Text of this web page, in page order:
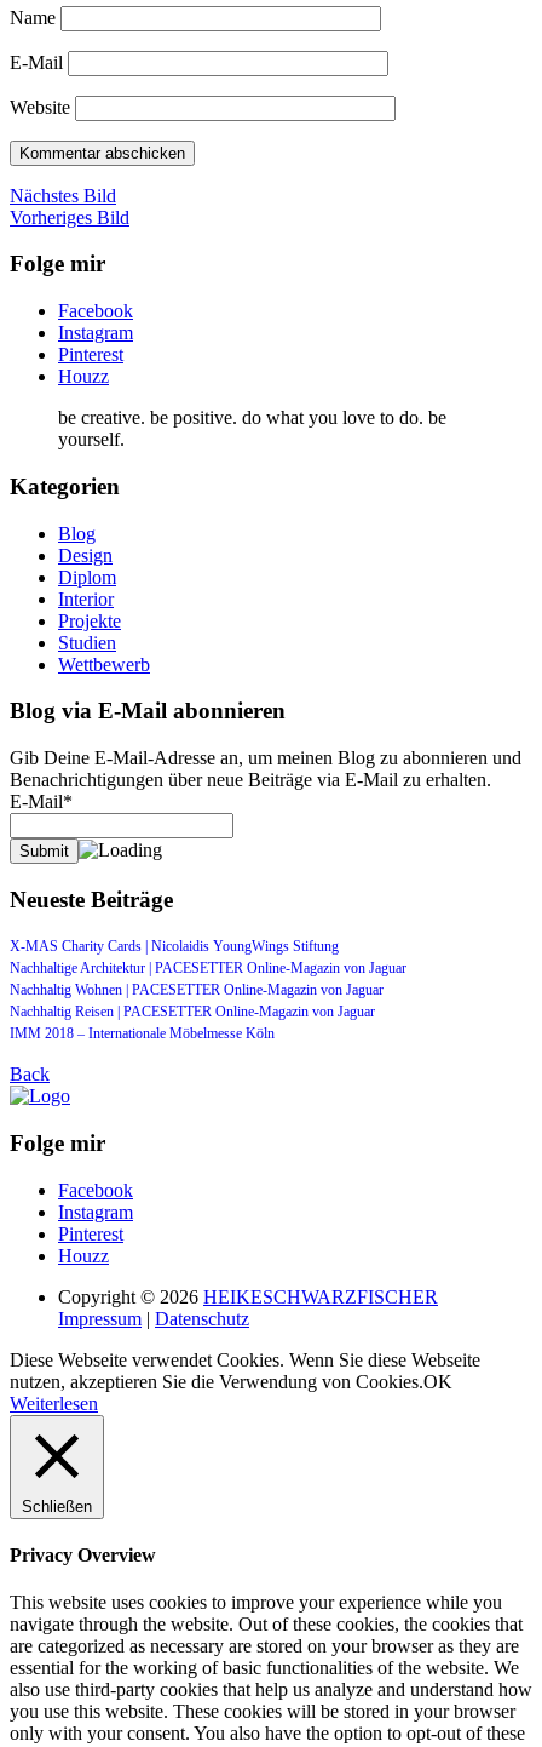
Name
E-Mail
Website
Nächstes Bild
Vorheriges Bild
Folge mir
Facebook
Instagram
Pinterest
Houzz
be creative. be positive. do what you love to do. be
yourself.
Kategorien
Blog
Design
Diplom
Interior
Projekte
Studien
Wettbewerb
Blog via E-Mail abonnieren
Gib Deine E-Mail-Adresse an, um meinen Blog zu abonnieren und
Benachrichtigungen über neue Beiträge via E-Mail zu erhalten.
E-Mail*
Neueste Beiträge
X-MAS Charity Cards | Nicolaidis YoungWings Stiftung
Nachhaltige Architektur | PACESETTER Online-Magazin von Jaguar
Nachhaltig Wohnen | PACESETTER Online-Magazin von Jaguar
Nachhaltig Reisen | PACESETTER Online-Magazin von Jaguar
IMM 2018 – Internationale Möbelmesse Köln
Back
Folge mir
Facebook
Instagram
Pinterest
Houzz
Copyright © 2026 HEIKESCHWARZFISCHER
Impressum | Datenschutz
Diese Webseite verwendet Cookies. Wenn Sie diese Webseite
nutzen, akzeptieren Sie die Verwendung von Cookies.OK
Weiterlesen
Schließen
Privacy Overview
This website uses cookies to improve your experience while you
navigate through the website. Out of these cookies, the cookies that
are categorized as necessary are stored on your browser as they are
essential for the working of basic functionalities of the website. We
also use third-party cookies that help us analyze and understand how
you use this website. These cookies will be stored in your browser
only with your consent. You also have the option to opt-out of these